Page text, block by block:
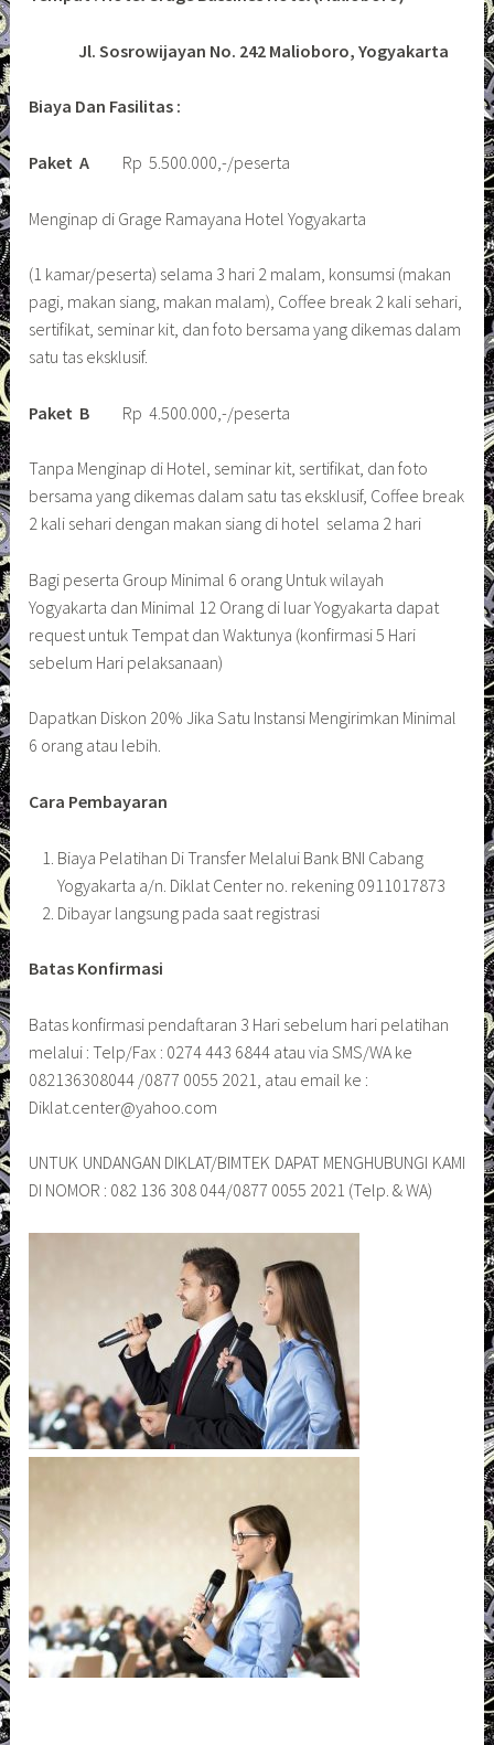
Jl. Sosrowijayan No. 242 Malioboro, Yogyakarta
Biaya Dan Fasilitas :
Paket A Rp 5.500.000,-/peserta
Menginap di Grage Ramayana Hotel Yogyakarta
(1 kamar/peserta) selama 3 hari 2 malam, konsumsi (makan
pagi, makan siang, makan malam), Coffee break 2 kali sehari,
sertifikat, seminar kit, dan foto bersama yang dikemas dalam
satu tas eksklusif.
Paket B Rp 4.500.000,-/peserta
Tanpa Menginap di Hotel, seminar kit, sertifikat, dan foto
bersama yang dikemas dalam satu tas eksklusif, Coffee break
2 kali sehari dengan makan siang di hotel selama 2 hari
Bagi peserta Group Minimal 6 orang Untuk wilayah
Yogyakarta dan Minimal 12 Orang di luar Yogyakarta dapat
request untuk Tempat dan Waktunya (konfirmasi 5 Hari
sebelum Hari pelaksanaan)
Dapatkan Diskon 20% Jika Satu Instansi Mengirimkan Minimal
6 orang atau lebih.
Cara Pembayaran
Biaya Pelatihan Di Transfer Melalui Bank BNI Cabang
Yogyakarta a/n. Diklat Center no. rekening 0911017873
Dibayar langsung pada saat registrasi
Batas Konfirmasi
Batas konfirmasi pendaftaran 3 Hari sebelum hari pelatihan
melalui : Telp/Fax : 0274 443 6844 atau via SMS/WA ke
082136308044 /0877 0055 2021, atau email ke :
Diklat.center@yahoo.com
UNTUK UNDANGAN DIKLAT/BIMTEK DAPAT MENGHUBUNGI KAMI
DI NOMOR : 082 136 308 044/0877 0055 2021 (Telp. & WA)